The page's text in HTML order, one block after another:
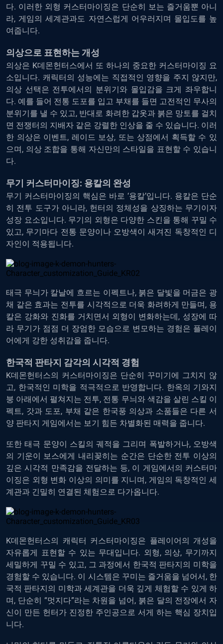
다. 이러한 외형 커스터마이징은 단순히 보는 즐거움뿐 아니
라, 게임의 세계관과도 자연스럽게 어우러지며 몰입도를 높
여줍니다.
의상으로 표현하는 개성
의상은 K데몬헌터스에서 또 하나의 중요한 커스터마이징 요
소입니다. 캐릭터의 성능에는 직접적인 영향을 주지 않지만,
의상 선택은 전투에서의 분위기와 몰입감을 크게 좌우합니
다. 예를 들어 전통 도포를 입고 부채를 들면 고전적인 무사의
분위기를 낼 수 있고, 반대로 화려한 갑옷과 붉은 망토를 걸치
면 전쟁터의 지배자 같은 강렬한 인상을 줄 수 있습니다. 이러
한 의상은 이벤트, 레이드 보상, 또는 상점에서 획득할 수 있
으며, 의상 조합을 통해 자신만의 스타일을 표현할 수 있습니
다.
무기 커스터마이징: 용칼의 완성
무기 커스터마이징의 핵심은 바로 ‘용칼’입니다. 용칼은 단순
히 전투 도구가 아니라, 헌터의 정체성을 상징하는 무기이자
성장 요소입니다. 무기의 외형은 다양한 스킨을 통해 꾸밀 수
있고, 무기마다 전통 문양이나 오방색이 새겨진 독창적인 디
자인이 적용됩니다.
태극 무늬가 칼날에 흐르는 이펙트나, 붉은 달빛을 머금은 광
채 같은 효과는 전투를 시각적으로 더욱 화려하게 만들며, 용
칼은 강화와 진화를 거치면서 외형이 변화하는데, 성장에 따
라 무기가 점점 더 장엄한 모습으로 변모하는 경험은 플레이
어에게 강한 성취감을 줍니다.
한국적 판타지 감각의 시각적 경험
K데몬헌터스의 커스터마이징은 단순히 꾸미기에 그치지 않
고, 한국적인 미학을 적극적으로 반영합니다. 한옥의 기와지
붕 아래에서 펼쳐지는 전투, 전통 무늬와 색감을 살린 스킬 이
펙트, 갓과 도포, 부채 같은 한국풍 의상과 소품들은 다른 서
양 판타지 게임에서는 보기 힘든 차별화된 매력을 줍니다.
또한 태극 문양이 스킬의 궤적을 그리며 폭발하거나, 오방색
의 기운이 보스에게 내리꽂히는 순간은 단순한 전투 이상의
깊은 시각적 만족감을 전달하는 등, 이 게임에서의 커스터마
이징은 외형 변화 이상의 의미를 지니며, 게임의 독창적인 세
계관과 긴밀히 연결된 체험으로 다가옵니다.
K데몬헌터스의 캐릭터 커스터마이징은 플레이어의 개성을
자유롭게 표현할 수 있는 무대입니다. 외형, 의상, 무기까지
세밀하게 꾸밀 수 있고, 그 과정에서 한국적 판타지의 미학을
경험할 수 있습니다. 이 시스템은 꾸미는 즐거움을 넘어서, 한
국적 판타지의 미학과 세계관을 더욱 깊게 체험할 수 있게 하
며, 단순히 “멋지다”라는 차원을 넘어, 붉은 달의 전장에서 자
신이 만든 헌터가 진정한 주인공으로 서게 하는 핵심 장치입
니다.